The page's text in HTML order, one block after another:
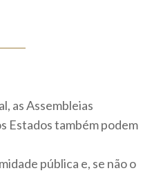
as Assembleias
Estados também podem
pública e, se não o